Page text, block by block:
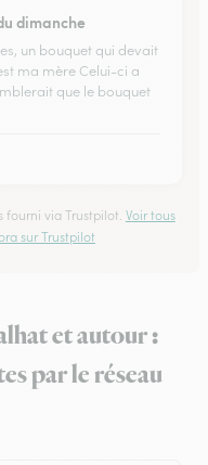
dimanche
un bouquet qui devait
ma mère Celui-ci a
que le bouquet
fourni via Trustpilot. Voir tous
sur Trustpilot
et autour :
par le réseau